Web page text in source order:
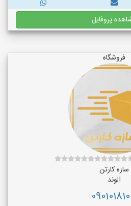
پروفایل
فروشگاه
سازه کارتن
الوند